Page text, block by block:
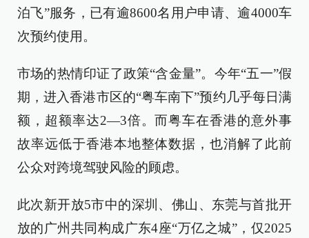
泊飞”服务，已有逾8600名用户申请、逾4000车
次预约使用。
市场的热情印证了政策“含金量”。今年“五一”假
期，进入香港市区的“粤车南下”预约几乎每日满
额，超额率达2—3倍。而粤车在香港的意外事
故率远低于香港本地整体数据，也消解了此前
公众对跨境驾驶风险的顾虑。
此次新开放5市中的深圳、佛山、东莞与首批开
放的广州共同构成广东4座“万亿之城”，仅2025